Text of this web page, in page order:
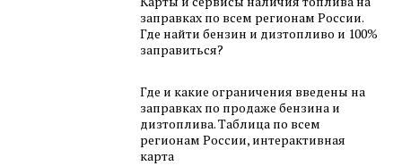
заправках по всем регионам России.
Где найти бензин и дизтопливо и 100%
заправиться?
Где и какие ограничения введены на
заправках по продаже бензина и
дизтоплива. Таблица по всем
регионам России, интерактивная
карта